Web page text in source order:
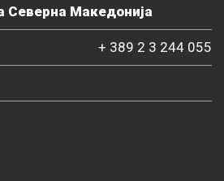
Северна Македонија
+ 389 2 3 244 055